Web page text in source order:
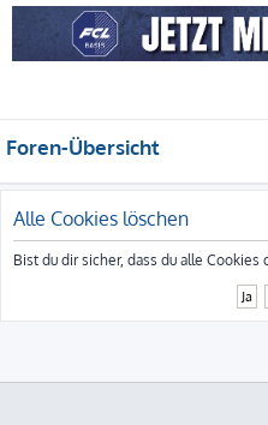
Foren-Übersicht
Alle Cookies löschen
Bist du dir sicher, dass du alle